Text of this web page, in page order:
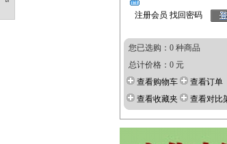
注册会员 找回密码
您已选购：0 种商品
总计价格：0 元
查看购物车
查看订单
查看收藏夹
查看对比